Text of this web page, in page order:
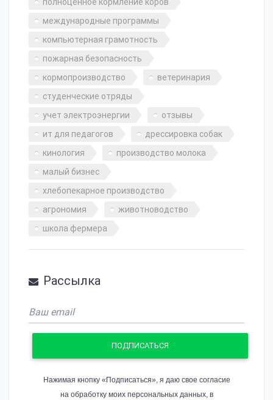
международные программы
компьютерная грамотность
пожарная безопасность
кормопроизводство
ветеринария
студенческие отряды
учет электроэнергии
отзывы
ит для педагогов
дрессировка собак
кинология
производство молока
малый бизнес
хлебопекарное производство
агрономия
животноводство
школа фермера
Рассылка
ПОДПИСАТЬСЯ
Нажимая кнопку «Подписаться», я даю свое согласие
на обработку моих персональных данных, в